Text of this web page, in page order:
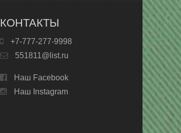
КОНТАКТЫ
+7-777-277-9998
551811@list.ru
Наш Facebook
Наш Instagram